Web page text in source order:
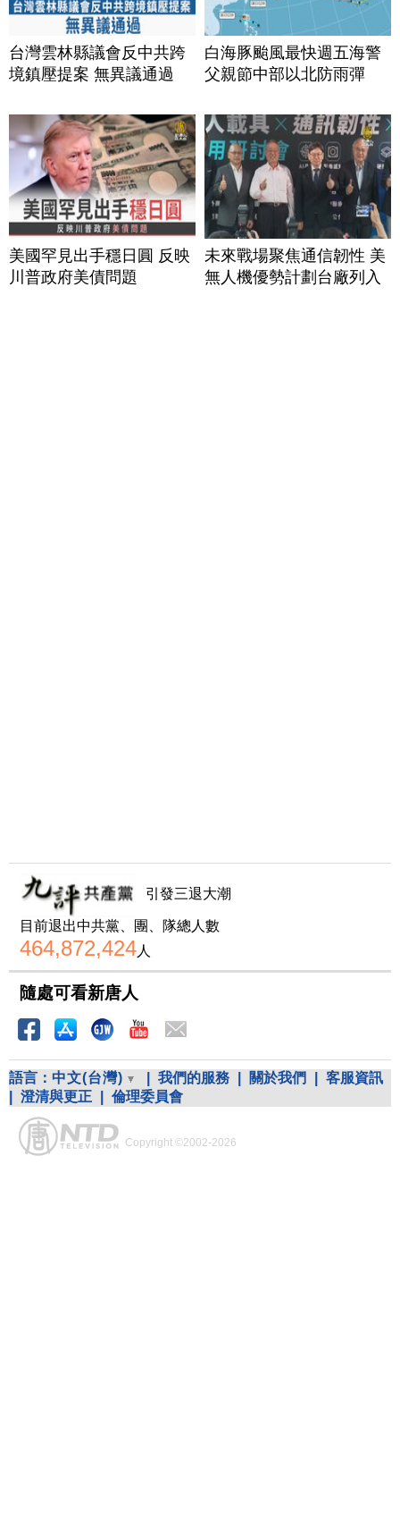
台灣雲林縣議會反中共跨
境鎮壓提案 無異議通過
白海豚颱風最快週五海警
父親節中部以北防雨彈
美國罕見出手穩日圓 反映
川普政府美債問題
未來戰場聚焦通信韌性 美
無人機優勢計劃台廠列入
引發三退大潮
目前退出中共黨、團、隊總人數
464,872,424人
隨處可看新唐人
語言： 中文(台灣) 我們的服務 關於我們
客服資訊
澄清與更正 倫理委員會
Copyright ©2002-2026